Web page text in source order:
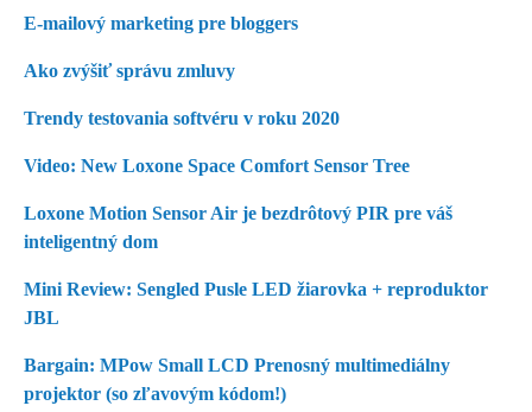
E-mailový marketing pre bloggers
Ako zvýšiť správu zmluvy
Trendy testovania softvéru v roku 2020
Video: New Loxone Space Comfort Sensor Tree
Loxone Motion Sensor Air je bezdrôtový PIR pre váš
inteligentný dom
Mini Review: Sengled Pusle LED žiarovka + reproduktor
JBL
Bargain: MPow Small LCD Prenosný multimediálny
projektor (so zľavovým kódom!)